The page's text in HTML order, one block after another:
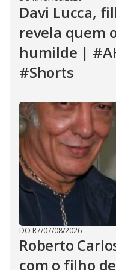
Davi Lucca,
revela quem
humilde |
#Shorts
DO R7/07/08/2026
Roberto
com o filho